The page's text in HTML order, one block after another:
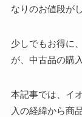
なりのお値段が
少しでもお得に
が、中古品の購
本記事では、イ
入の経緯から商